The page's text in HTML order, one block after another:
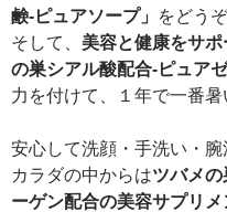
鹸‐ピュアソープ」 をどうぞ
そして、 美容と健康をサ
の巣シアル酸配合‐ピュアゼ
力を付けて、１年で一番
安心して洗顔・手洗い・腕
カラダの中からはツバメ
ーゲン配合の美容サプリメ